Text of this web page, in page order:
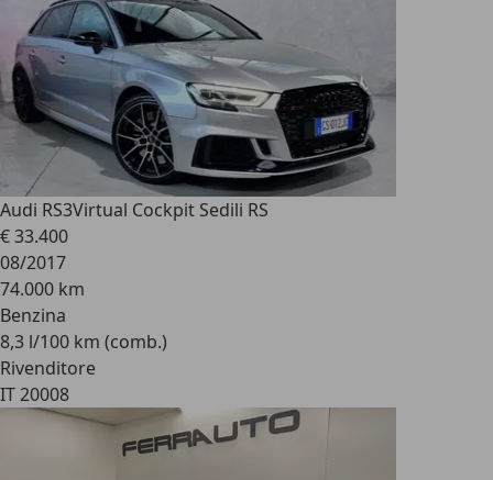
Audi RS3Virtual Cockpit Sedili RS
€ 33.400
08/2017
74.000 km
Benzina
8,3 l/100 km (comb.)
Rivenditore
IT 20008